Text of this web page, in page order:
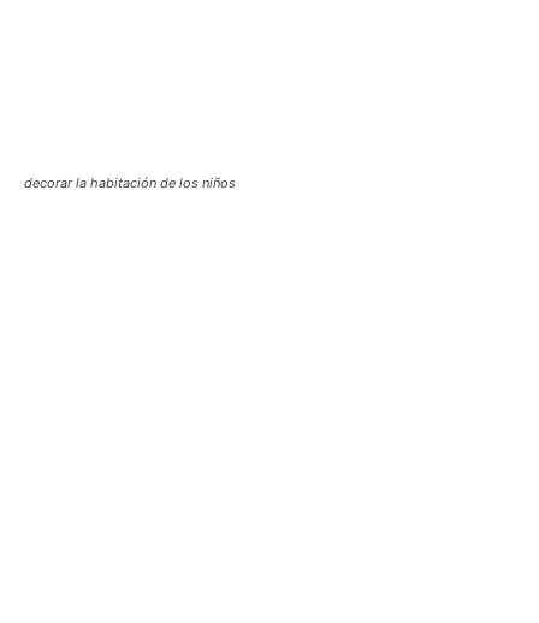
decorar la habitación de los niños